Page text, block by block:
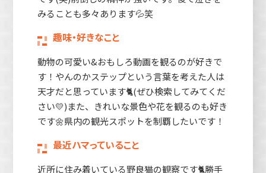
みることも多々あります💦笑
趣味・好きなこと
動物の可愛い&おもしろ動画を観るのが好きで
す！やんのかステップという言葉を考えた人は
天才だと思っています🐈(ぜひ検索してみてくだ
さい💛)また、きれいな景色や花を観るのも好き
です🌼県内の観光スポットを制覇したいです！
最近ハマっていること
近所に住み着いている野良猫の観察です🐈勝手